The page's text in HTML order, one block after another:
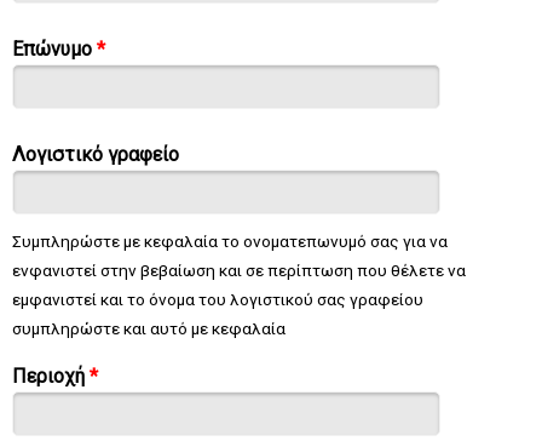
Επώνυμο *
Λογιστικό γραφείο
Συμπληρώστε με κεφαλαία το ονοματεπωνυμό σας για να
ενφανιστεί στην βεβαίωση και σε περίπτωση που θέλετε να
εμφανιστεί και το όνομα του λογιστικού σας γραφείου
συμπληρώστε και αυτό με κεφαλαία
Περιοχή *